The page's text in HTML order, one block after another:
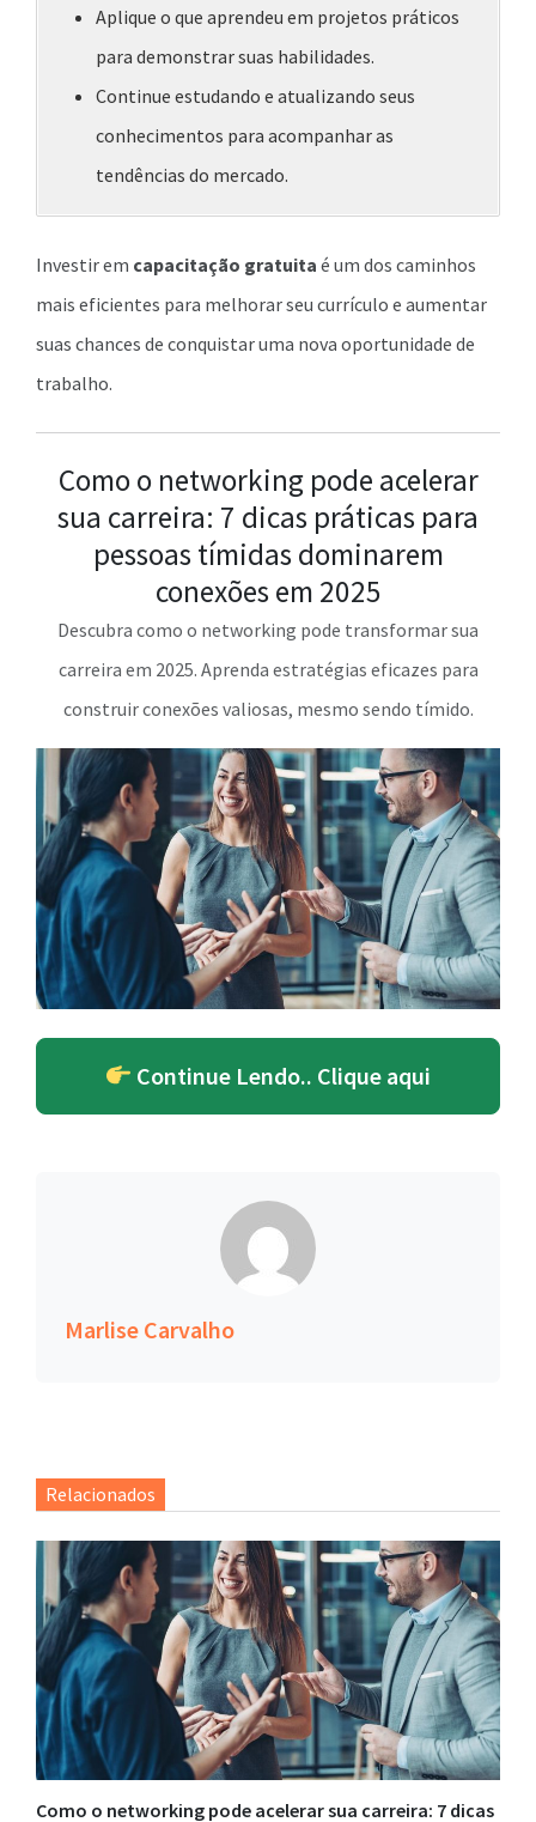
Aplique o que aprendeu em projetos práticos
para demonstrar suas habilidades.
Continue estudando e atualizando seus
conhecimentos para acompanhar as
tendências do mercado.
Investir em capacitação gratuita é um dos caminhos
mais eficientes para melhorar seu currículo e aumentar
suas chances de conquistar uma nova oportunidade de
trabalho.
Como o networking pode acelerar
sua carreira: 7 dicas práticas para
pessoas tímidas dominarem
conexões em 2025
Descubra como o networking pode transformar sua
carreira em 2025. Aprenda estratégias eficazes para
construir conexões valiosas, mesmo sendo tímido.
Continue Lendo.. Clique aqui
Marlise Carvalho
Relacionados
Como o networking pode acelerar sua carreira: 7 dicas